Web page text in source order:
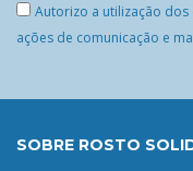
Autorizo a utilização
ações de comunicação e
SOBRE ROSTO